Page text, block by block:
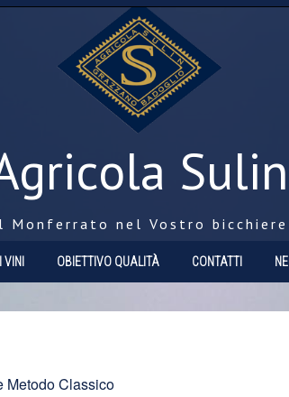
Sulin
Monferrato nel Vostro bicchiere
I VINI OBIETTIVO QUALITÀ CONTATTI
Metodo Classico